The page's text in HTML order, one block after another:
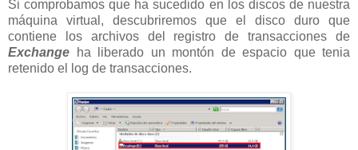
Si comprobamos que ha sucedido en los discos de nuestra
máquina virtual, descubriremos que el disco duro que
contiene los archivos del registro de transacciones de
Exchange
ha liberado un montón de espacio que tenia
retenido el log de transacciones.